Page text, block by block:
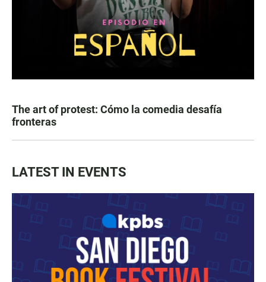
The art of protest: Cómo la comedia desafía
fronteras
LATEST IN EVENTS